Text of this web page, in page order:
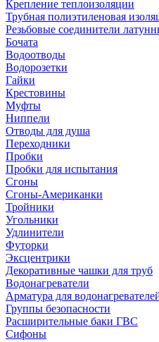
Крепление теплоизоляции
Трубная полиэтиленовая
Резьбовые соединители
Бочата
Водоотводы
Водорозетки
Гайки
Крестовины
Муфты
Ниппели
Отводы для душа
Переходники
Пробки
Пробки для испытания
Сгоны
Сгоны-Американки
Тройники
Угольники
Удлинители
Футорки
Эксцентрики
Декоративные чашки для труб
Водонагреватели
Арматура для
Группы безопасности
Расширительные баки ГВС
Сифоны